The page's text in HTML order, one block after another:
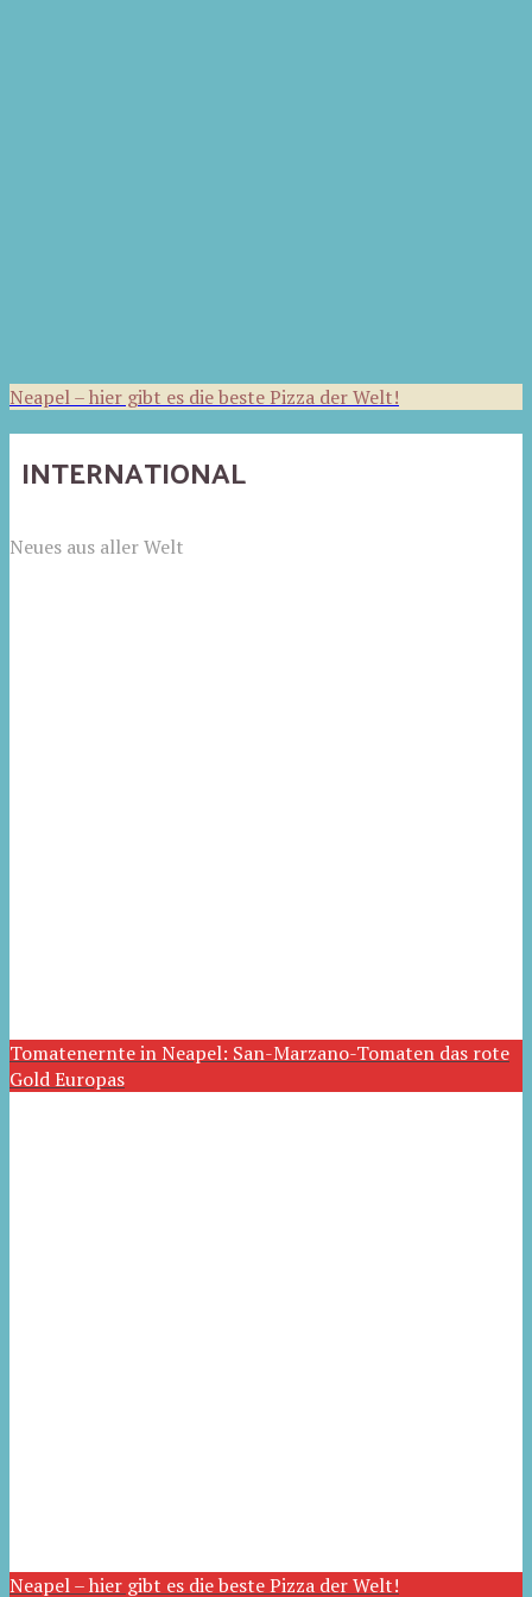
Neapel – hier gibt es die beste Pizza der Welt!
INTERNATIONAL
Neues aus aller Welt
Tomatenernte in Neapel: San-Marzano-Tomaten das rote
Gold Europas
Neapel – hier gibt es die beste Pizza der Welt!